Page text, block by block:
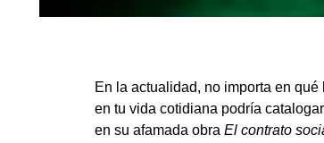
En la actualidad, no importa en
en tu vida cotidiana podría
en su afamada obra El contrato